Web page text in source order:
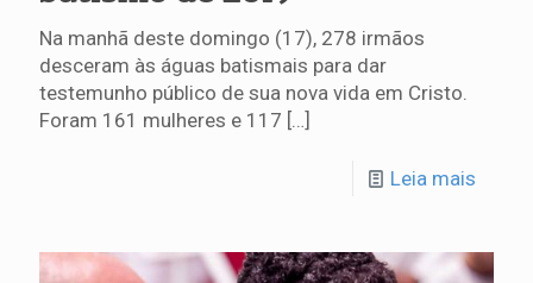
Na manhã deste domingo (17), 278 irmãos
desceram às águas batismais para dar
testemunho público de sua nova vida em Cristo.
Foram 161 mulheres e 117 […]
Leia mais